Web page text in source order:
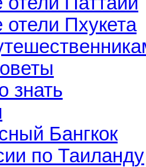
Пхукета
знать
Бангкок
по Таиланду